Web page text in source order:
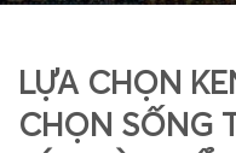
LỰA CHỌN
CHỌN SỐNG